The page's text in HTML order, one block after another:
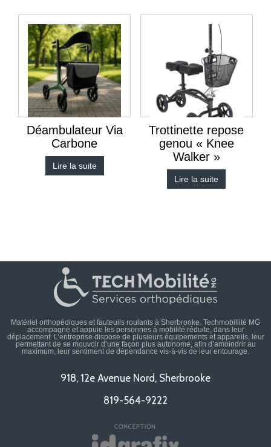
Déambulateur Via
Carbone
Lire la suite
Trottinette repose
genou « Knee
Walker »
Lire la suite
Matériel orthopédiques et fauteuils roulants à Sherbrooke. Techmobillité MG
accompagne et appuie les personnes à mobilité réduite, dans leur
déplacement. L’entreprise dispose de plusieurs équipements et appareils, leur
permettant de se mouvoir d’une façon plus autonome, afin d’amoindrir au
maximum, leur sentiment de dépendance vis-à-vis de leur entourage.
918, 12e Avenue Nord, Sherbrooke
819-564-9222